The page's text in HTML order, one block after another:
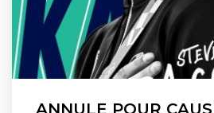
ANNULE POUR